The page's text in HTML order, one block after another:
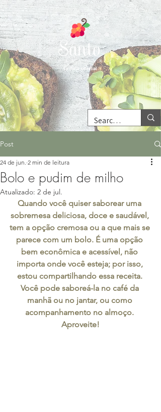
Post
Bolo e pudim de milho
24 de jun. 2 min de leitura
Atualizado: 2 de jul.
Quando você quiser saborear uma
sobremesa deliciosa, doce e saudável,
tem a opção cremosa ou a que mais se
parece com um bolo. É uma opção
bem econômica e acessível, não
importa onde você esteja; por isso,
estou compartilhando essa receita.
Você pode saboreá-la no café da
manhã ou no jantar, ou como
acompanhamento no almoço.
Aproveite!